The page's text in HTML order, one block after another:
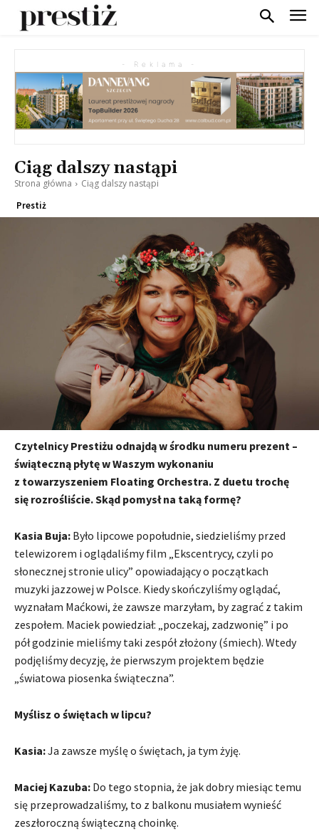
- Reklama -
Ciąg dalszy nastąpi
Strona główna
Ciąg dalszy nastąpi
Prestiż
Czytelnicy Prestiżu odnajdą w środku numeru prezent –
świąteczną płytę w Waszym wykonaniu
z towarzyszeniem Floating Orchestra. Z duetu trochę
się rozrośliście. Skąd pomysł na taką formę?
Kasia Buja: Było lipcowe popołudnie, siedzieliśmy przed
telewizorem i oglądaliśmy film „Ekscentrycy, czyli po
słonecznej stronie ulicy” opowiadający o początkach
muzyki jazzowej w Polsce. Kiedy skończyliśmy oglądać,
wyznałam Maćkowi, że zawsze marzyłam, by zagrać z takim
zespołem. Maciek powiedział: „poczekaj, zadzwonię” i po
pół godzinie mieliśmy taki zespół złożony (śmiech). Wtedy
podjęliśmy decyzję, że pierwszym projektem będzie
„światowa piosenka świąteczna”.
Myślisz o świętach w lipcu?
Kasia:Ja zawsze myślę o świętach, ja tym żyję.
Maciej Kazuba: Do tego stopnia, że jak dobry miesiąc temu
się przeprowadzaliśmy, to z balkonu musiałem wynieść
zeszłoroczną świąteczną choinkę.